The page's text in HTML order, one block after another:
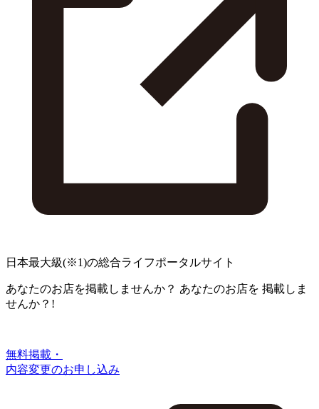
日本最大級(※1)の総合ライフポータルサイト
あなたのお店を掲載しませんか？ あなたのお店を 掲載しま
せんか？!
無料掲載・
内容変更のお申し込み